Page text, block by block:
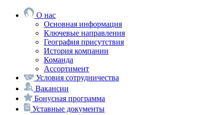
О нас
Основная информация
Ключевые направления
География присутствия
История компании
Команда
Ассортимент
Условия сотрудничества
Вакансии
Бонусная программа
Уставные документы